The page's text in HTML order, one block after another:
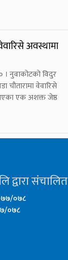
अवस्थामा
। नुवाकोटको विदुर
चौतारामा वेवारिसे
एक अशक्त जेष्ठ
द्वारा संचालित
०७८
०७८